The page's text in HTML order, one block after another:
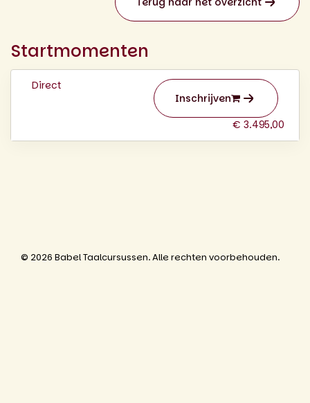
Startmomenten
Direct
Inschrijven
€ 3.495,00
© 2026 Babel Taalcursussen. Alle rechten voorbehouden.